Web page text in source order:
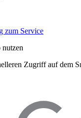
zum Service
Zugriff auf dem